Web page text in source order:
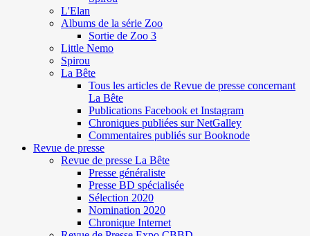
L'Elan
Albums de la série Zoo
Sortie de Zoo 3
Little Nemo
Spirou
La Bête
Tous les articles de Revue de presse concernant
La Bête
Publications Facebook et Instagram
Chroniques publiées sur NetGalley
Commentaires publiés sur Booknode
Revue de presse
Revue de presse La Bête
Presse généraliste
Presse BD spécialisée
Sélection 2020
Nomination 2020
Chronique Internet